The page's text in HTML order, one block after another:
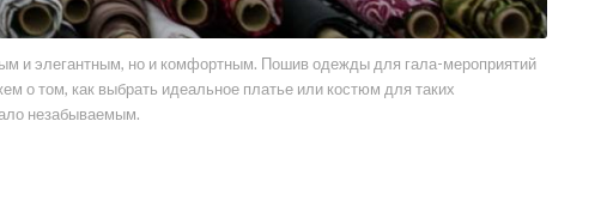
и элегантным, но и комфортным. Пошив одежды для гала-мероприятий
о том, как выбрать идеальное платье или костюм для таких
незабываемым.